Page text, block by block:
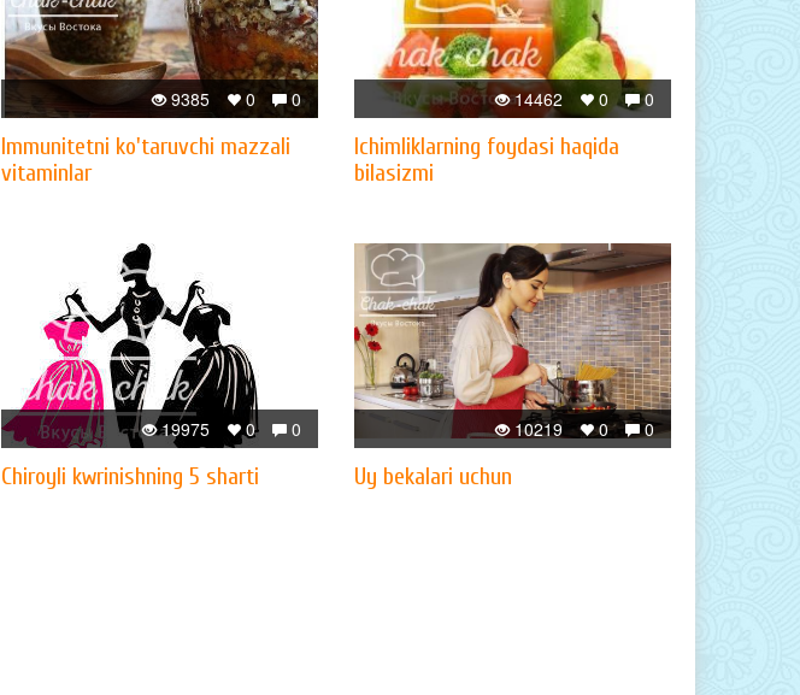
0
0
9385
Immunitetni ko'taruvchi mazzali
vitaminlar
0
0
14462
Ichimliklarning foydasi haqida
bilasizmi
0
0
19975
Chiroyli kwrinishning 5 sharti
0
0
10219
Uy bekalari uchun